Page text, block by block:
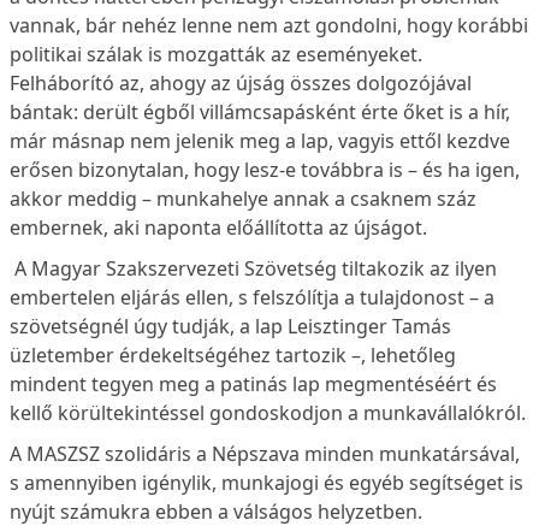
vannak, bár nehéz lenne nem azt gondolni, hogy korábbi
politikai szálak is mozgatták az eseményeket.
Felháborító az, ahogy az újság összes dolgozójával
bántak: derült égből villámcsapásként érte őket is a hír,
már másnap nem jelenik meg a lap, vagyis ettől kezdve
erősen bizonytalan, hogy lesz-e továbbra is – és ha igen,
akkor meddig – munkahelye annak a csaknem száz
embernek, aki naponta előállította az újságot.
A Magyar Szakszervezeti Szövetség tiltakozik az ilyen
embertelen eljárás ellen, s felszólítja a tulajdonost – a
szövetségnél úgy tudják, a lap Leisztinger Tamás
üzletember érdekeltségéhez tartozik –, lehetőleg
mindent tegyen meg a patinás lap megmentéséért és
kellő körültekintéssel gondoskodjon a munkavállalókról.
A MASZSZ szolidáris a Népszava minden munkatársával,
s amennyiben igénylik, munkajogi és egyéb segítséget is
nyújt számukra ebben a válságos helyzetben.